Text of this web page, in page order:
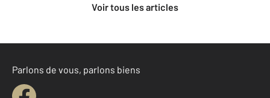
Voir tous les articles
Parlons de vous, parlons biens